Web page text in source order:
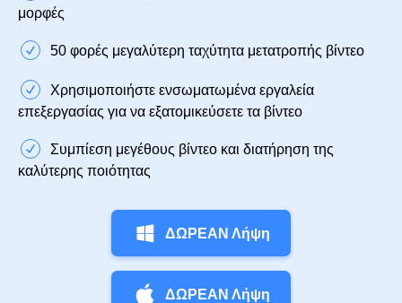
μορφές
50 φορές μεγαλύτερη ταχύτητα μετατροπής βίντεο
Χρησιμοποιήστε ενσωματωμένα εργαλεία
επεξεργασίας για να εξατομικεύσετε τα βίντεο
Συμπίεση μεγέθους βίντεο και διατήρηση της
καλύτερης ποιότητας
ΔΩΡΕΑΝ Λήψη
ΔΩΡΕΑΝ Λήψη